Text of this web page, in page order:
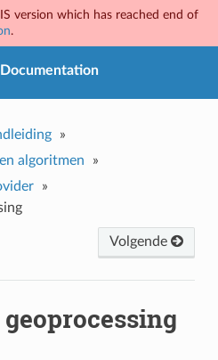
version which has reached end of
.
»
algoritmen
»
»
Volgende